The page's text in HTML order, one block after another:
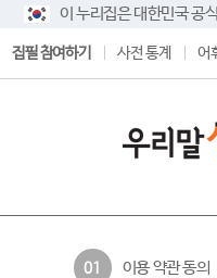
이 누리집은 대한민국 공
집필 참여하기 사전 통계 어
01 이용 약관 동의